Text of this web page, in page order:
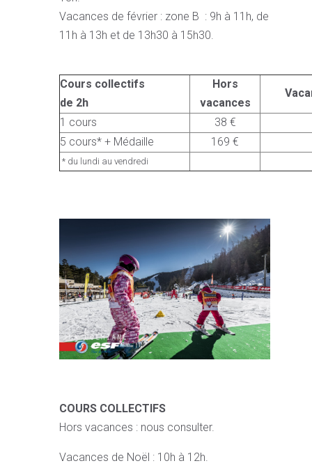
Vacances de février : zone B : 9h à 11h, de
11h à 13h et de 13h30 à 15h30.
Cours collectifs
de 2h
Hors
vacances
1 cours
38 €
5 cours* + Médaille
169 €
* du lundi au vendredi
COURS COLLECTIFS
Hors vacances : nous consulter.
Vacances de Noël : 10h à 12h.